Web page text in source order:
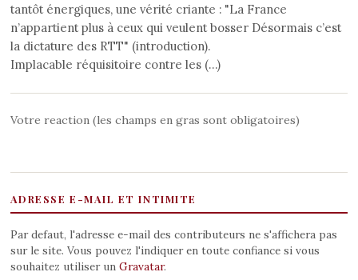
tantôt énergiques, une vérité criante : "La France
n’appartient plus à ceux qui veulent bosser Désormais c’est
la dictature des RTT" (introduction).
Implacable réquisitoire contre les (…)
Votre reaction (les champs en gras sont obligatoires)
ADRESSE E-MAIL ET INTIMITE
Par defaut, l'adresse e-mail des contributeurs ne s'affichera pas
sur le site. Vous pouvez l'indiquer en toute confiance si vous
souhaitez utiliser un Gravatar.